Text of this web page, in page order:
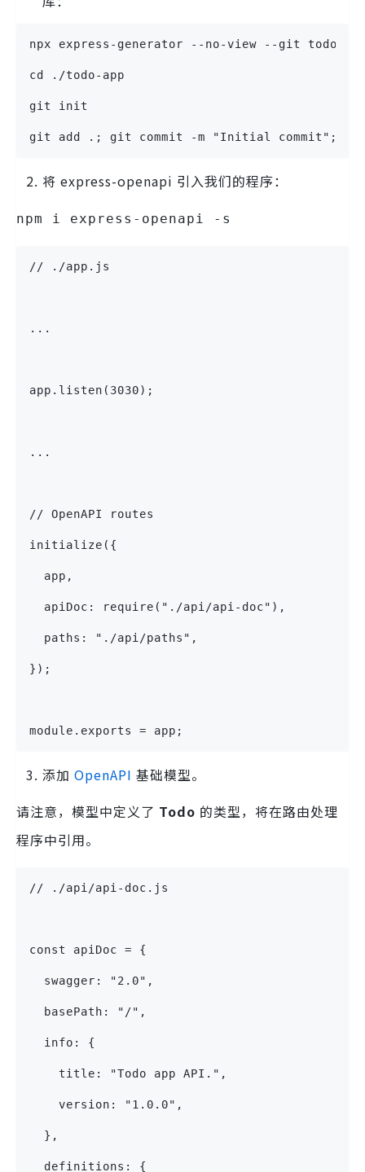
npx express-generator --no-view --git todo-
cd ./todo-app
git init
git add .; git commit -m "Initial commit";
将 express-openapi 引入我们的程序：
npm i express-openapi -s
// ./app.js
...
app.listen(3030);
...
// OpenAPI routes
initialize({
  app,
  apiDoc: require("./api/api-doc"),
  paths: "./api/paths",
});
module.exports = app;
添加 OpenAPI 基础模型。
请注意，模型中定义了 Todo 的类型，将在路由处理
程序中引用。
// ./api/api-doc.js
const apiDoc = {
  swagger: "2.0",
  basePath: "/",
  info: {
    title: "Todo app API.",
    version: "1.0.0",
  },
  definitions: {